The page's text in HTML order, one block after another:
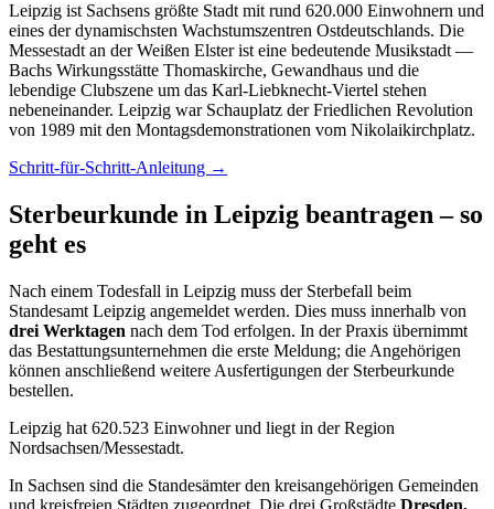
Leipzig ist Sachsens größte Stadt mit rund 620.000 Einwohnern und
eines der dynamischsten Wachstumszentren Ostdeutschlands. Die
Messestadt an der Weißen Elster ist eine bedeutende Musikstadt —
Bachs Wirkungsstätte Thomaskirche, Gewandhaus und die
lebendige Clubszene um das Karl-Liebknecht-Viertel stehen
nebeneinander. Leipzig war Schauplatz der Friedlichen Revolution
von 1989 mit den Montagsdemonstrationen vom Nikolaikirchplatz.
Schritt-für-Schritt-Anleitung →
Sterbeurkunde in Leipzig beantragen – so
geht es
Nach einem Todesfall in Leipzig muss der Sterbefall beim
Standesamt Leipzig angemeldet werden. Dies muss innerhalb von
drei Werktagen nach dem Tod erfolgen. In der Praxis übernimmt
das Bestattungsunternehmen die erste Meldung; die Angehörigen
können anschließend weitere Ausfertigungen der Sterbeurkunde
bestellen.
Leipzig hat 620.523 Einwohner und liegt in der Region
Nordsachsen/Messestadt.
In Sachsen sind die Standesämter den kreisangehörigen Gemeinden
und kreisfreien Städten zugeordnet. Die drei Großstädte Dresden,